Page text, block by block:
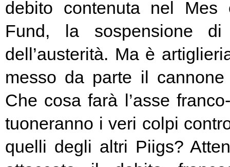
debito contenuta nel Mes
Fund, la sospensione di
dell’austerità. Ma è
messo da parte il
Che cosa farà l’asse
tuoneranno i veri colpi
quelli degli altri Piigs?